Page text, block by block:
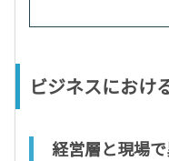
ビジネスにおけ
経営層と現場